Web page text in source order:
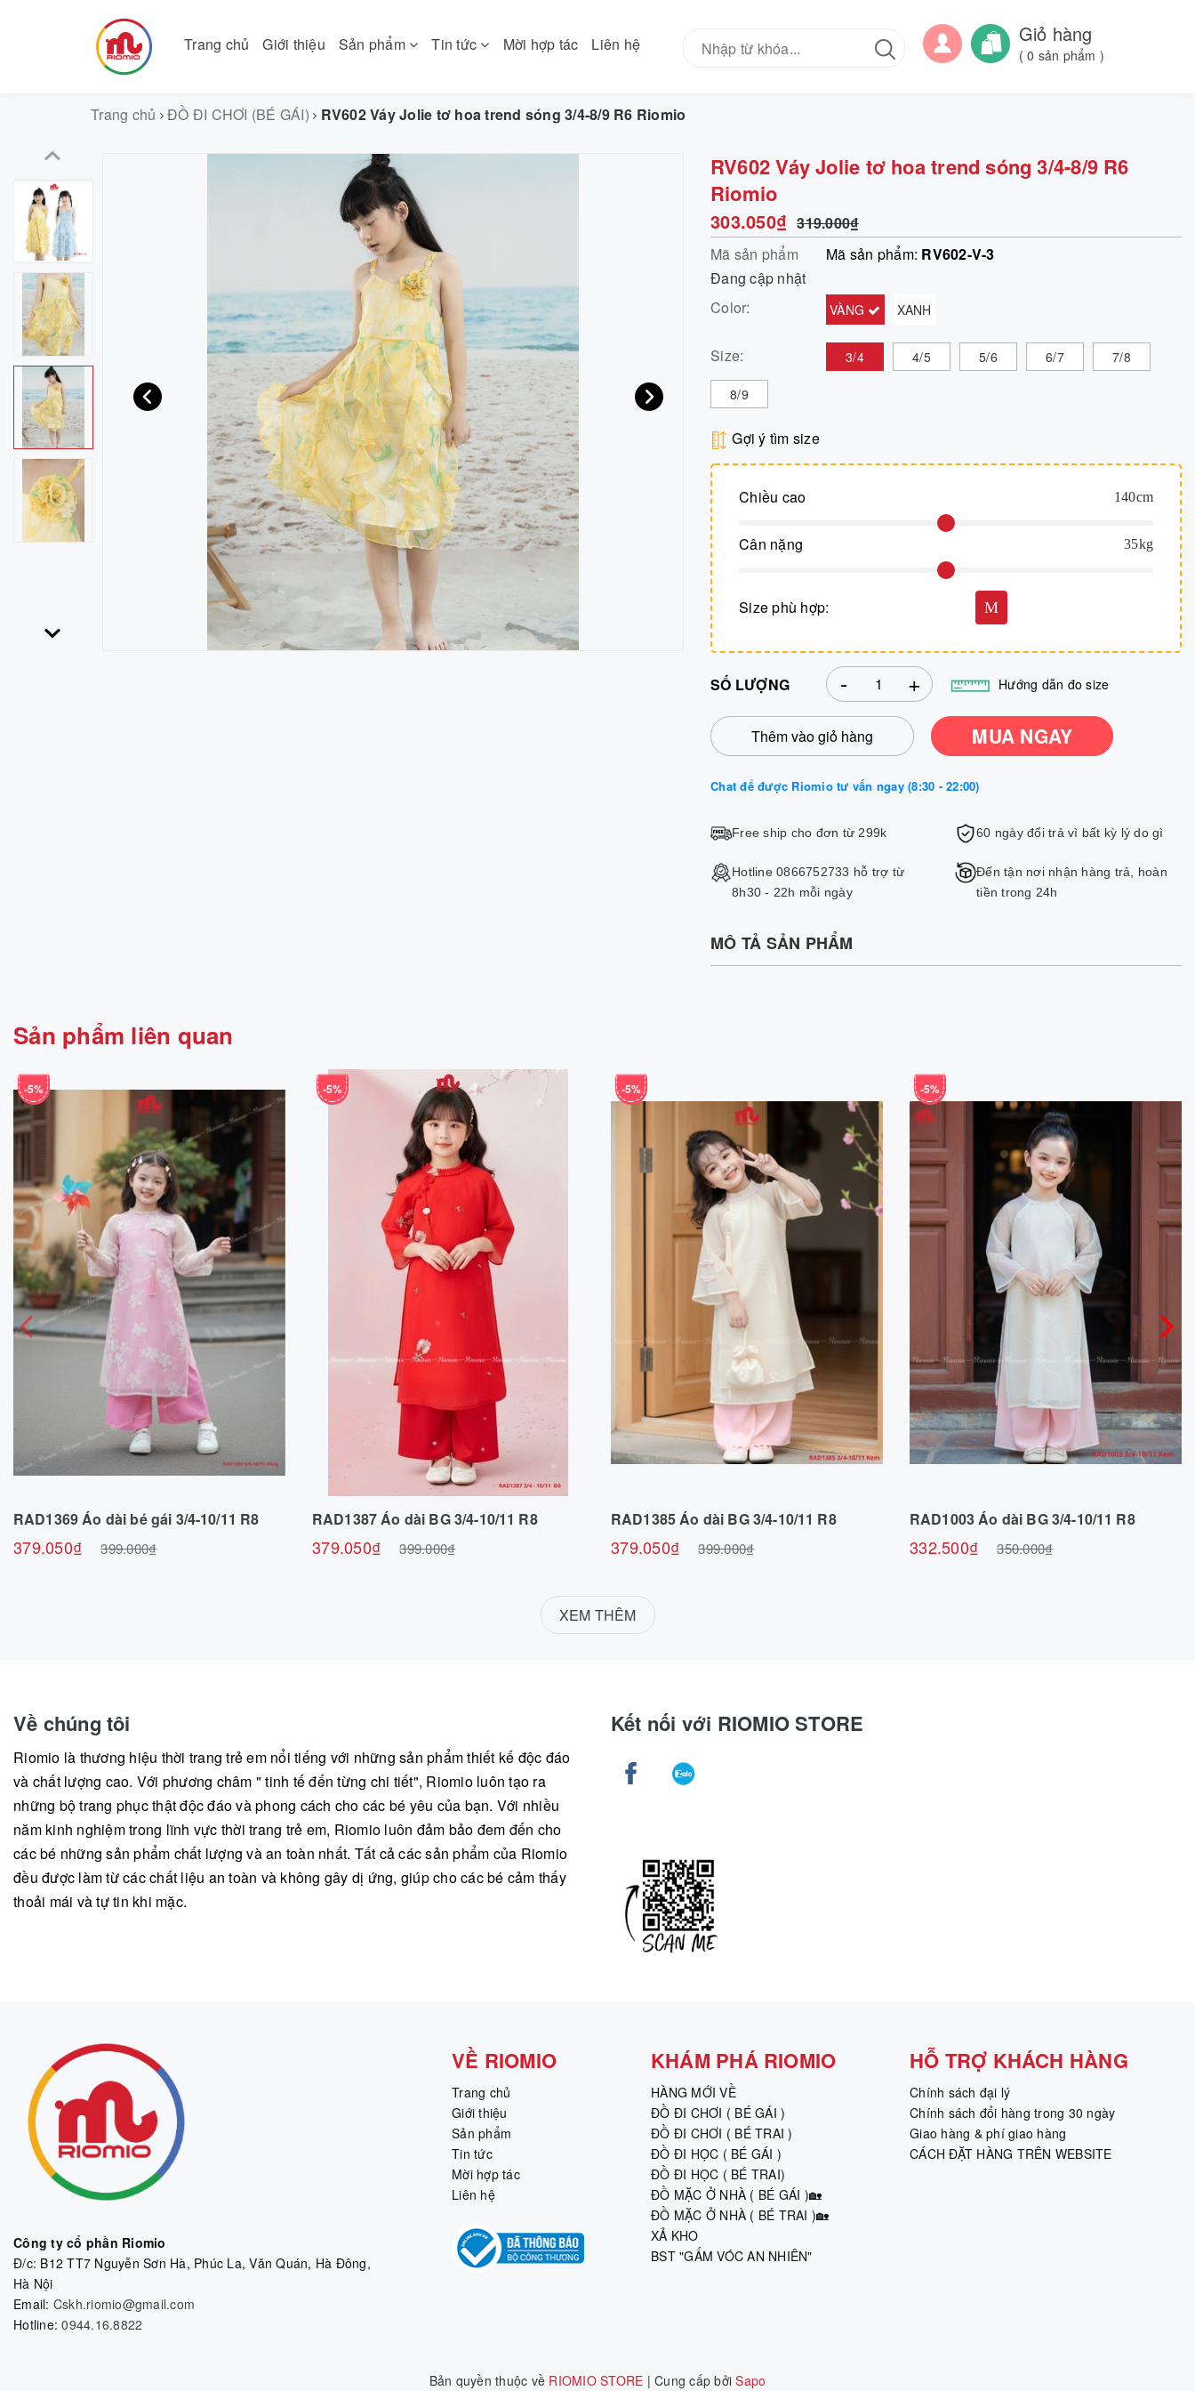
Trang chủ Giới thiệu Sản phẩm Tin tức Mời hợp tác Liên hệ Giỏ hàng
( 0 sản phẩm )
Trang chủ ĐỒ ĐI CHƠI (BÉ GÁI) RV602 Váy Jolie tơ hoa trend sóng 3/4-8/9 R6 Riomio
RV602 Váy Jolie tơ hoa trend sóng 3/4-8/9 R6
Riomio
303.050₫ 319.000₫
Mã sản phẩm
Mã sản phẩm: RV602-V-3
Đang cập nhật
Color:
VÀNG XANH
Size: 3/4 4/5 5/6 6/7 7/8
8/9
Gợi ý tìm size
Chiều cao 140cm
Cân nặng 35kg
Size phù hợp: M
SỐ LƯỢNG +
- Hướng dẫn đo size
Thêm vào giỏ hàng MUA NGAY
Chat để được Riomio tư vấn ngay (8:30 - 22:00)
Free ship cho đơn từ 299k 60 ngày đổi trả vì bất kỳ lý do gì
Hotline 0866752733 hỗ trợ từ
8h30 - 22h mỗi ngày
Đến tận nơi nhận hàng trả, hoàn
tiền trong 24h
MÔ TẢ SẢN PHẨM
Sản phẩm liên quan
-5%
Chọn sản phẩm
RAD1369 Áo dài bé gái 3/4-10/11 R8
379.050₫ 399.000₫
-5%
Chọn sản phẩm
RAD1387 Áo dài BG 3/4-10/11 R8
379.050₫ 399.000₫
-5%
Chọn sản phẩm
RAD1385 Áo dài BG 3/4-10/11 R8
379.050₫ 399.000₫
-5%
Chọn sản phẩm
RAD1003 Áo dài BG 3/4-10/11 R8
332.500₫ 350.000₫
XEM THÊM
Về chúng tôi
Riomio là thương hiệu thời trang trẻ em nổi tiếng với những sản phẩm thiết kế độc đáo
và chất lượng cao. Với phương châm " tinh tế đến từng chi tiết", Riomio luôn tạo ra
những bộ trang phục thật độc đáo và phong cách cho các bé yêu của bạn. Với nhiều
năm kinh nghiệm trong lĩnh vực thời trang trẻ em, Riomio luôn đảm bảo đem đến cho
các bé những sản phẩm chất lượng và an toàn nhất. Tất cả các sản phẩm của Riomio
đều được làm từ các chất liệu an toàn và không gây dị ứng, giúp cho các bé cảm thấy
thoải mái và tự tin khi mặc.
Kết nối với RIOMIO STORE
Công ty cổ phần Riomio
Đ/c: B12 TT7 Nguyễn Sơn Hà, Phúc La, Văn Quán, Hà Đông,
Hà Nội
Email: Cskh.riomio@gmail.com
Hotline:0944.16.8822
VỀ RIOMIO
Trang chủ
Giới thiệu
Sản phẩm
Tin tức
Mời hợp tác
Liên hệ
KHÁM PHÁ RIOMIO
HÀNG MỚI VỀ
ĐỒ ĐI CHƠI ( BÉ GÁI )
ĐỒ ĐI CHƠI ( BÉ TRAI )
ĐỒ ĐI HỌC ( BÉ GÁI )
ĐỒ ĐI HỌC ( BÉ TRAI)
ĐỒ MẶC Ở NHÀ ( BÉ GÁI )🏡
ĐỒ MẶC Ở NHÀ ( BÉ TRAI )🏡
XẢ KHO
BST "GẤM VÓC AN NHIÊN"
HỖ TRỢ KHÁCH HÀNG
Chính sách đại lý
Chính sách đổi hàng trong 30 ngày
Giao hàng & phí giao hàng
CÁCH ĐẶT HÀNG TRÊN WEBSITE
Bản quyền thuộc về RIOMIO STORE |Cung cấp bởiSapo